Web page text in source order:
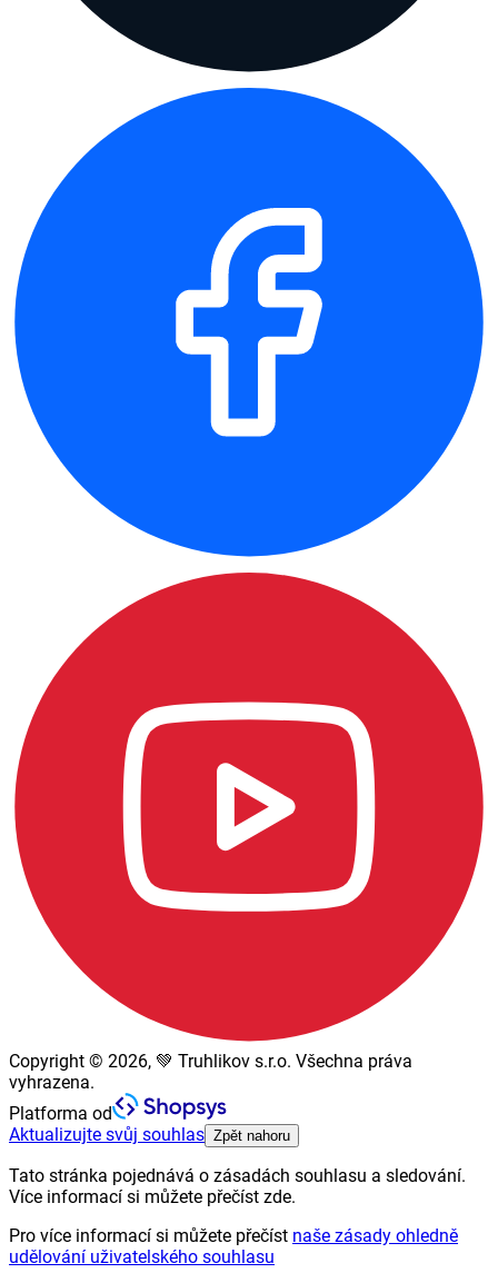
Copyright © 2026, 💚 Truhlikov s.r.o. Všechna práva
vyhrazena.
Platforma od
Aktualizujte svůj souhlas Zpět nahoru
Tato stránka pojednává o zásadách souhlasu a sledování.
Více informací si můžete přečíst zde.
Pro více informací si můžete přečíst naše zásady ohledně
udělování uživatelského souhlasu